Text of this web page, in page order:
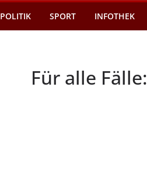
POLITIK SPORT INFOTHEK
Für alle Fälle: